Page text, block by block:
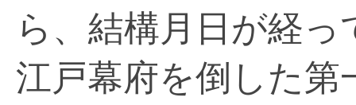
ら、結構月日が経
江戸幕府を倒した